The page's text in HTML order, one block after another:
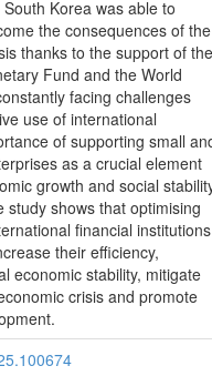
Korea was able to
the consequences of the
thanks to the support of the
Fund and the World
facing challenges
use of international
of supporting small
as a crucial element
growth and social
study shows that optimising
financial institutions
their efficiency,
economic stability, mitigate
crisis and promote